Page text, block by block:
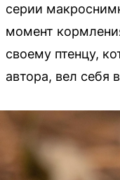
серии
момент
своему птенцу,
автора, вел себя